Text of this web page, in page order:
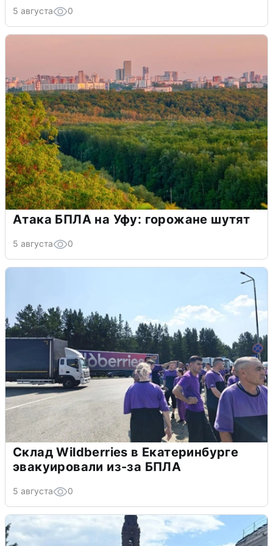
5 августа 0
Атака БПЛА на Уфу: горожане шутят
5 августа 0
Склад Wildberries в Екатеринбурге
эвакуировали из-за БПЛА
5 августа 0